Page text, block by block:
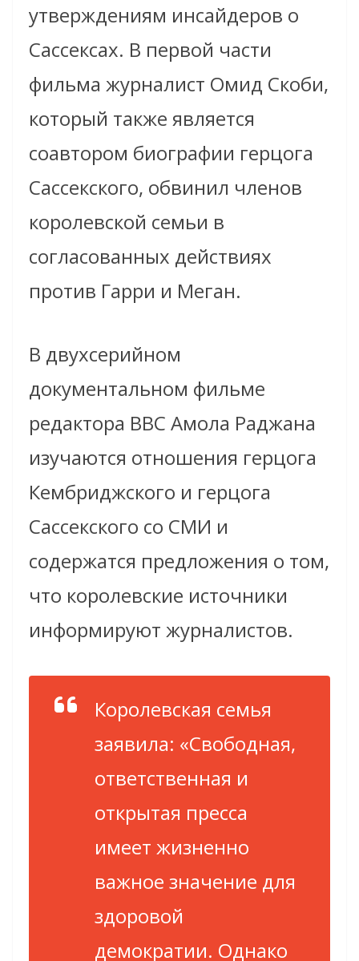
утверждениям инсайдеров о
Сассексах. В первой части
фильма журналист Омид Скоби,
который также является
соавтором биографии герцога
Сассекского, обвинил членов
королевской семьи в
согласованных действиях
против Гарри и Меган.
В двухсерийном
документальном фильме
редактора BBC Амола Раджана
изучаются отношения герцога
Кембриджского и герцога
Сассекского со СМИ и
содержатся предложения о том,
что королевские источники
информируют журналистов.
Королевская семья
заявила: «Свободная,
ответственная и
открытая пресса
имеет жизненно
важное значение для
здоровой
демократии. Однако